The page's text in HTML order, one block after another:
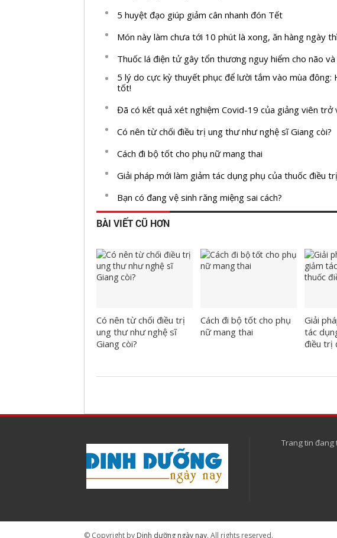
5 huyệt đạo giúp giảm cân nhanh đón Tết
Món này làm chưa tới 10 phút là xong, ăn hàng ngày
Thuốc lá điện tử gây tổn thương nguy hiểm cho não
5 lý do cực kỳ thuyết phục để lười tắm vào mùa đông:
tốt!
Đã có kết quả xét nghiệm Covid-19 của giảng viên trở
Có nên từ chối điều trị ung thư như nghệ sĩ Giang còi?
Cách đi bộ tốt cho phụ nữ mang thai
Giải pháp mới làm giảm tác dụng phụ của thuốc điều
Bạn có đang vệ sinh răng miệng sai cách?
BÀI VIẾT CŨ HƠN
Có nên từ chối điều trị
ung thư như nghệ sĩ
Giang còi?
Cách đi bộ tốt cho phụ
nữ mang thai
Giải
tác
điều trị
Trang tin đang
© Copyright by Dinh dưỡng ngày nay. All rights reserved.